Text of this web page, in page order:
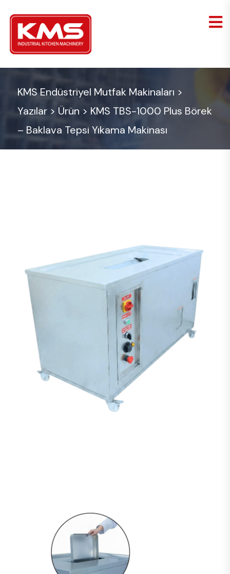
KMS Endüstriyel Mutfak Makinaları >
Yazılar > Ürün > KMS TBS-1000 Plus Börek
– Baklava Tepsi Yıkama Makinası